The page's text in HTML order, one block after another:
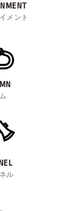
メント
ル